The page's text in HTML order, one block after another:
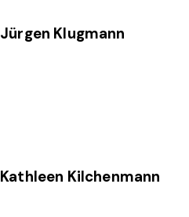
Jürgen Klugmann
Kathleen Kilchenmann